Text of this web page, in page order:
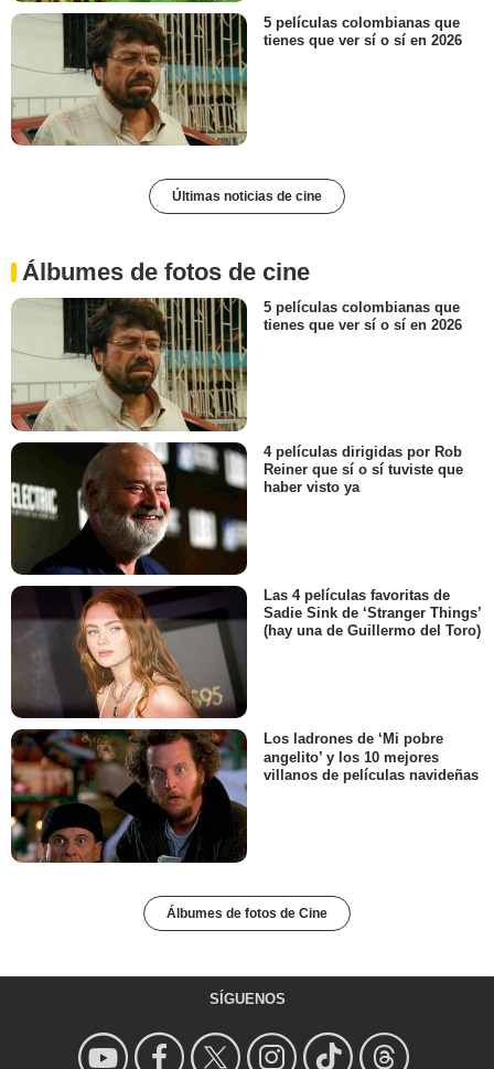
5 películas colombianas que
tienes que ver sí o sí en 2026
Últimas noticias de cine
Álbumes de fotos de cine
5 películas colombianas que
tienes que ver sí o sí en 2026
4 películas dirigidas por Rob
Reiner que sí o sí tuviste que
haber visto ya
Las 4 películas favoritas de
Sadie Sink de ‘Stranger Things’
(hay una de Guillermo del Toro)
Los ladrones de ‘Mi pobre
angelito’ y los 10 mejores
villanos de películas navideñas
Álbumes de fotos de Cine
SÍGUENOS